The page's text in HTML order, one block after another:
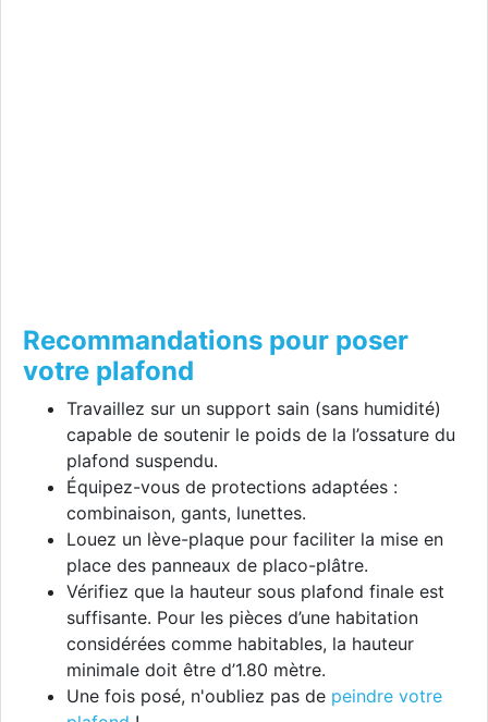
Recommandations pour poser
votre plafond
Travaillez sur un support sain (sans humidité)
capable de soutenir le poids de la l’ossature du
plafond suspendu.
Équipez-vous de protections adaptées :
combinaison, gants, lunettes.
Louez un lève-plaque pour faciliter la mise en
place des panneaux de placo-plâtre.
Vérifiez que la hauteur sous plafond finale est
suffisante. Pour les pièces d’une habitation
considérées comme habitables, la hauteur
minimale doit être d’1.80 mètre.
Une fois posé, n'oubliez pas de peindre votre